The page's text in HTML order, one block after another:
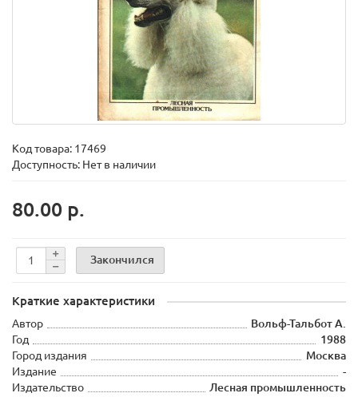
Код товара: 17469
Доступность: Нет в наличии
80.00 р.
Закончился
Краткие характеристики
Автор
Вольф-Тальбот А.
Год
1988
Город издания
Москва
Издание
-
Издательство
Лесная промышленность